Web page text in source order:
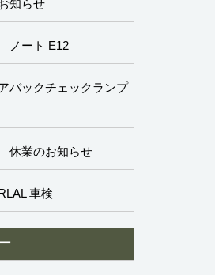
知らせ
ノート E12
バックチェックランプ
休業のお知らせ
車検